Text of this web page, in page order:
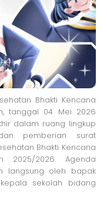
Bhakti Kencana
tanggal 04 Mei 2026
dalam ruang lingkup
pemberian surat
Bhakti Kencana
2025/2026. Agenda
langsung oleh bapak
sekolah bidang